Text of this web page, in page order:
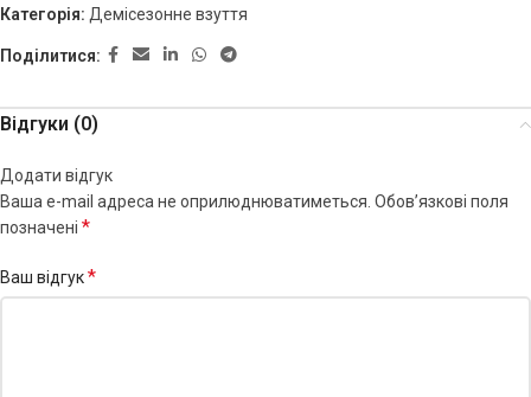
Категорія: Демісезонне взуття
Поділитися:
Відгуки (0)
Додати відгук
Ваша e-mail адреса не оприлюднюватиметься. Обов’язкові поля
позначені *
Ваш відгук*